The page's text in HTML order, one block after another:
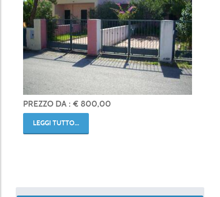
PREZZO DA : € 800,00
LEGGI TUTTO...